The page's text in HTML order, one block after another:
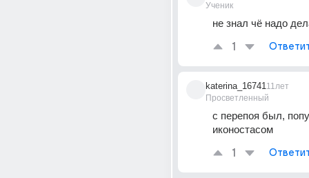
Ученик
не знал чё надо
1
katerina_16741
Просветленный
11лет
с перепоя был,
иконостасом
1